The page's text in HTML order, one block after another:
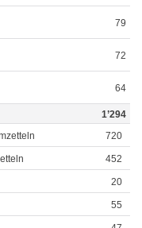
79
72
64
1’294
720
452
20
55